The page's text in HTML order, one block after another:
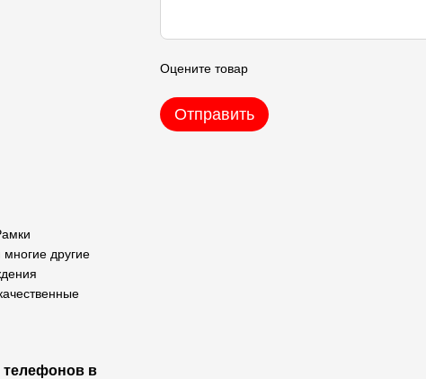
многие другие
телефонов в
Оцените товар
Отправить